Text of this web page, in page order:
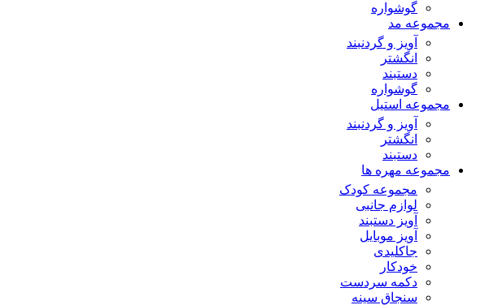
گوشواره
مجموعه مد
آویز و گردنبند
انگشتر
دستبند
گوشواره
مجموعه استیل
آویز و گردنبند
انگشتر
دستبند
مجموعه مهره ها
مجموعه کودک
لوازم جانبی
آویز دستبند
آویز موبایل
جاکلیدی
خودکار
دکمه سردست
سنجاق سینه